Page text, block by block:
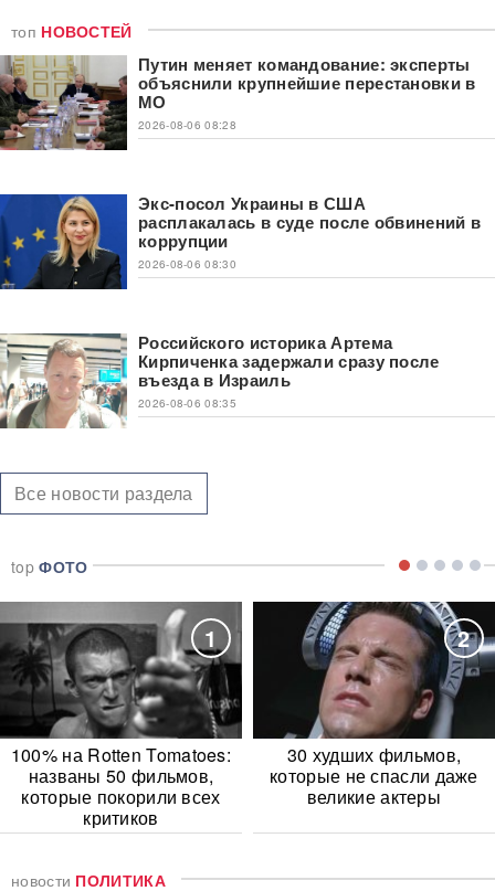
топ НОВОСТЕЙ
Путин меняет командование: эксперты
объяснили крупнейшие перестановки в
МО
2026-08-06 08:28
Экс-посол Украины в США
расплакалась в суде после обвинений в
коррупции
2026-08-06 08:30
Российского историка Артема
Кирпиченка задержали сразу после
въезда в Израиль
2026-08-06 08:35
Все новости раздела
topФОТО
1
100% на Rotten Tomatoes:
названы 50 фильмов,
которые покорили всех
критиков
2
30 худших фильмов,
которые не спасли даже
великие актеры
новости ПОЛИТИКА